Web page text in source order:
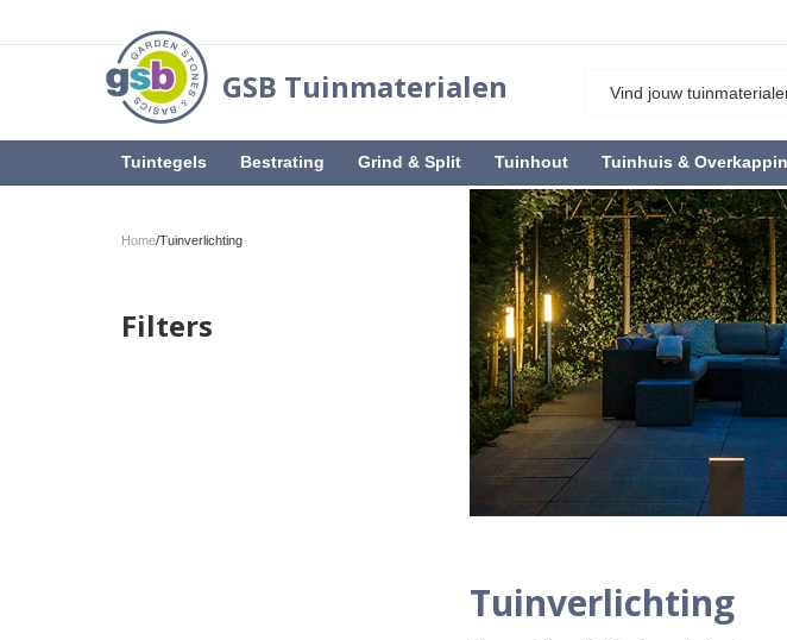
GSB Tuinmaterialen
Tuintegels Bestrating Grind & Split Tuinhout Tuinhuis &
Home/Tuinverlichting
Filters
Tuinverlichting